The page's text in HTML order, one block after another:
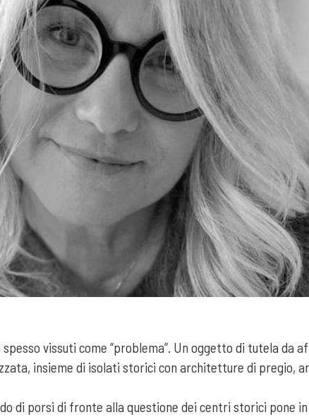
vissuti come “problema”. Un oggetto di tutela
insieme di isolati storici con architetture di pregio,
di porsi di fronte alla questione dei centri storici pone